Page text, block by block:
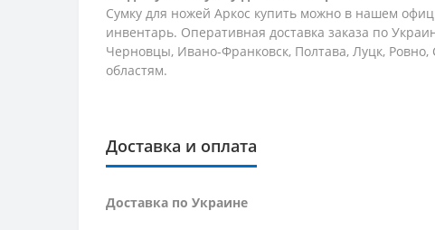
Сумку для ножей Аркос купить можно в нашем
инвентарь. Оперативная доставка заказа по
Черновцы, Ивано-Франковск, Полтава, Луцк,
областям.
Доставка и оплата
Доставка по Украине